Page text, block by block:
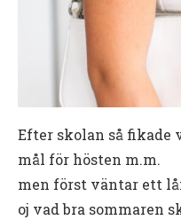
Efter skolan så fikade
mål för hösten m.m.
men först väntar ett
oj vad bra sommaren